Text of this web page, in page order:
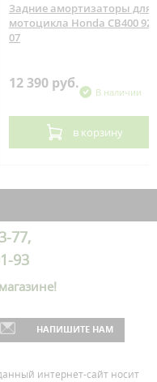
Задние амортизаторы для
мотоцикла Honda CB400 92-
07
12 390 руб.
В наличии
в корзину
77,
93
НАПИШИТЕ НАМ
интернет-сайт носит